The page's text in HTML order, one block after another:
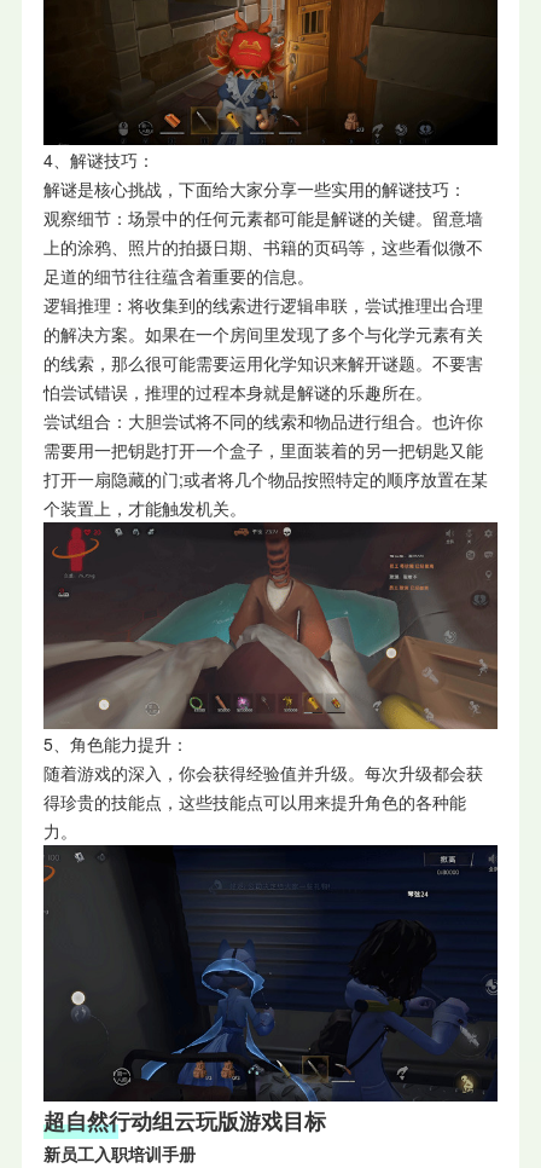
4、解谜技巧：
解谜是核心挑战，下面给大家分享一些实用的解谜技巧：
观察细节：场景中的任何元素都可能是解谜的关键。留意墙
上的涂鸦、照片的拍摄日期、书籍的页码等，这些看似微不
足道的细节往往蕴含着重要的信息。
逻辑推理：将收集到的线索进行逻辑串联，尝试推理出合理
的解决方案。如果在一个房间里发现了多个与化学元素有关
的线索，那么很可能需要运用化学知识来解开谜题。不要害
怕尝试错误，推理的过程本身就是解谜的乐趣所在。
尝试组合：大胆尝试将不同的线索和物品进行组合。也许你
需要用一把钥匙打开一个盒子，里面装着的另一把钥匙又能
打开一扇隐藏的门;或者将几个物品按照特定的顺序放置在某
个装置上，才能触发机关。
5、角色能力提升：
随着游戏的深入，你会获得经验值并升级。每次升级都会获
得珍贵的技能点，这些技能点可以用来提升角色的各种能
力。
超自然行动组云玩版游戏目标
新员工入职培训手册